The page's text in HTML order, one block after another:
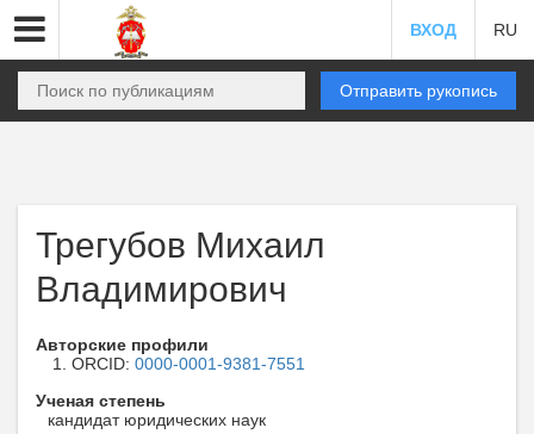
ВХОД RU
Отправить рукопись
Трегубов Михаил
Владимирович
Авторские профили
ORCID: 0000-0001-9381-7551
Ученая степень
кандидат юридических наук